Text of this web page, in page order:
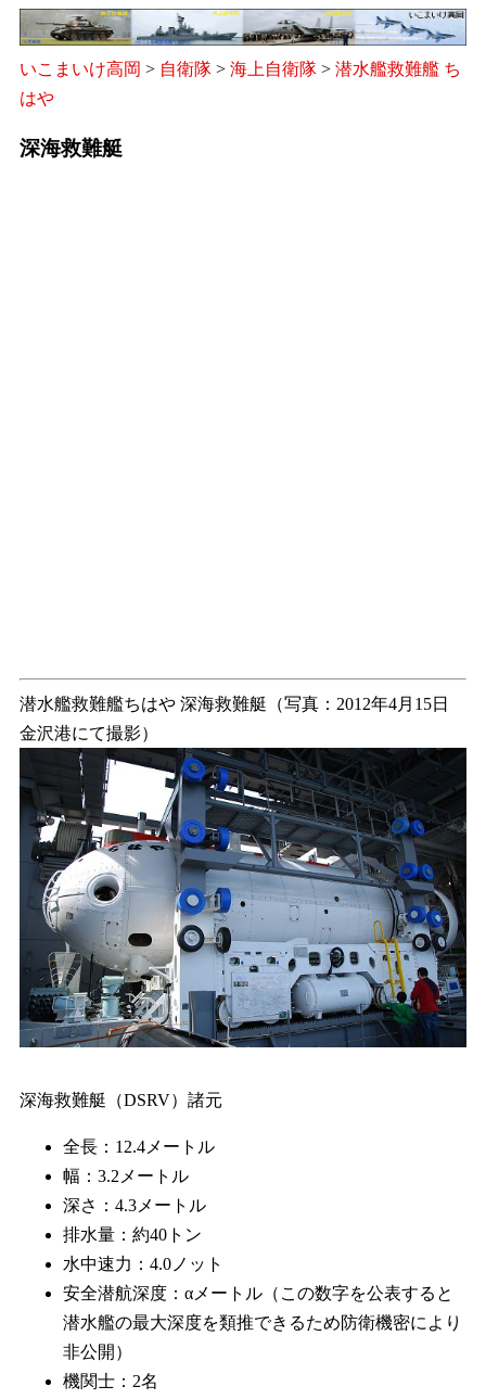
いこまいけ高岡 > 自衛隊 > 海上自衛隊 > 潜水艦救難艦 ち
はや
深海救難艇
潜水艦救難艦ちはや 深海救難艇（写真：2012年4月15日
金沢港にて撮影）
深海救難艇（DSRV）諸元
全長：12.4メートル
幅：3.2メートル
深さ：4.3メートル
排水量：約40トン
水中速力：4.0ノット
安全潜航深度：αメートル（この数字を公表すると
潜水艦の最大深度を類推できるため防衛機密により
非公開）
機関士：2名